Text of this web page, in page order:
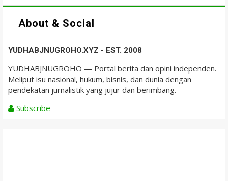
About & Social
YUDHABJNUGROHO.XYZ - EST. 2008
YUDHABJNUGROHO — Portal berita dan opini independen.
Meliput isu nasional, hukum, bisnis, dan dunia dengan
pendekatan jurnalistik yang jujur dan berimbang.
Subscribe